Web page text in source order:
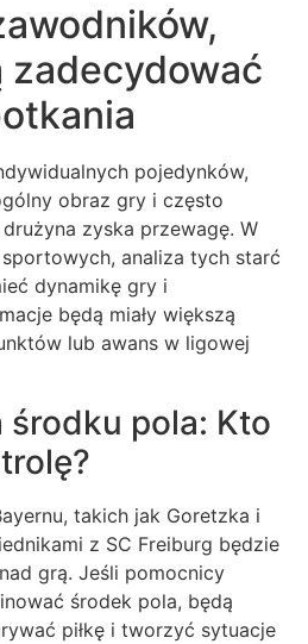
zadecydować
pojedynków,
obraz gry i często
zyska przewagę. W
analiza tych starć
dynamikę gry i
będą miały większą
lub awans w ligowej
środku pola: Kto
takich jak Goretzka i
z SC Freiburg będzie
grą. Jeśli pomocnicy
środek pola, będą
piłkę i tworzyć sytuacje